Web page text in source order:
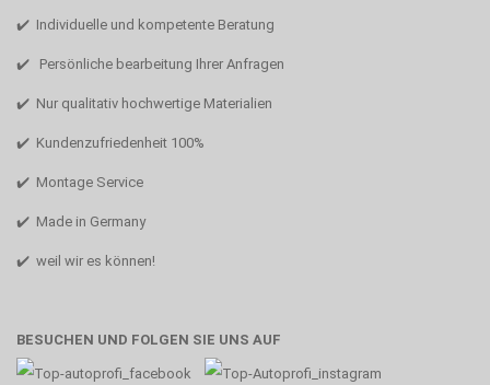
✔️ Individuelle und kompetente Beratung
✔️ Persönliche bearbeitung Ihrer Anfragen
✔️ Nur qualitativ hochwertige Materialien
✔️ Kundenzufriedenheit 100%
✔️ Montage Service
✔️ Made in Germany
✔️ weil wir es können!
BESUCHEN UND FOLGEN SIE UNS AUF